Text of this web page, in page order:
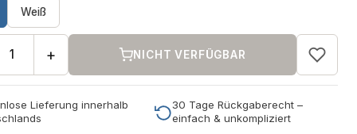
Weiß
+ NICHT VERFÜGBAR
Lieferung innerhalb
30 Tage Rückgaberecht –
einfach & unkompliziert